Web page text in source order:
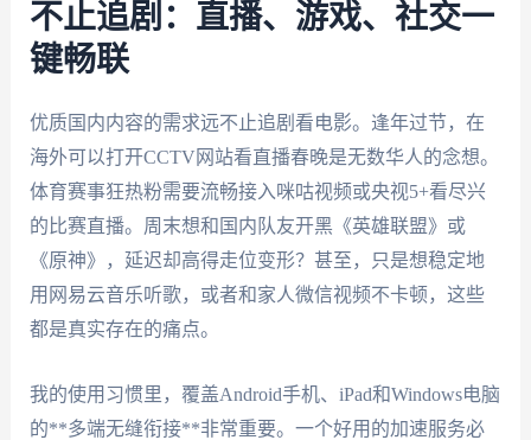
不止追剧：直播、游戏、社交一
键畅联
优质国内内容的需求远不止追剧看电影。逢年过节，在
海外可以打开CCTV网站看直播春晚是无数华人的念想。
体育赛事狂热粉需要流畅接入咪咕视频或央视5+看尽兴
的比赛直播。周末想和国内队友开黑《英雄联盟》或
《原神》，延迟却高得走位变形？甚至，只是想稳定地
用网易云音乐听歌，或者和家人微信视频不卡顿，这些
都是真实存在的痛点。
我的使用习惯里，覆盖Android手机、iPad和Windows电脑
的**多端无缝衔接**非常重要。一个好用的加速服务必